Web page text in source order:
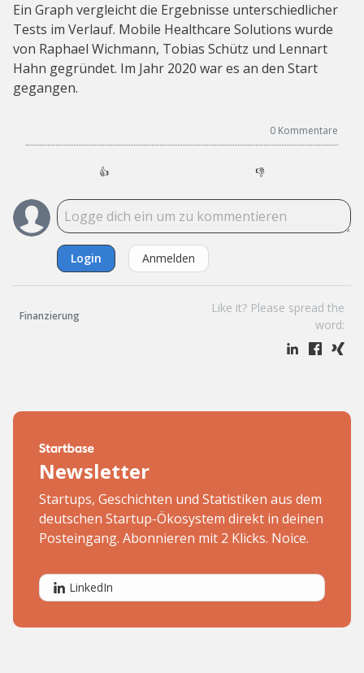
Ein Graph vergleicht die Ergebnisse unterschiedlicher
Tests im Verlauf. Mobile Healthcare Solutions wurde
von Raphael Wichmann, Tobias Schütz und Lennart
Hahn gegründet. Im Jahr 2020 war es an den Start
gegangen.
0 Kommentare
👍 👎
Login Anmelden
Finanzierung
Like it? Please spread the
word:
Newsletter
Startups, Geschichten und Statistiken aus dem
deutschen Startup-Ökosystem direkt in deinen
Posteingang. Abonnieren mit 2 Klicks. Noice.
LinkedIn